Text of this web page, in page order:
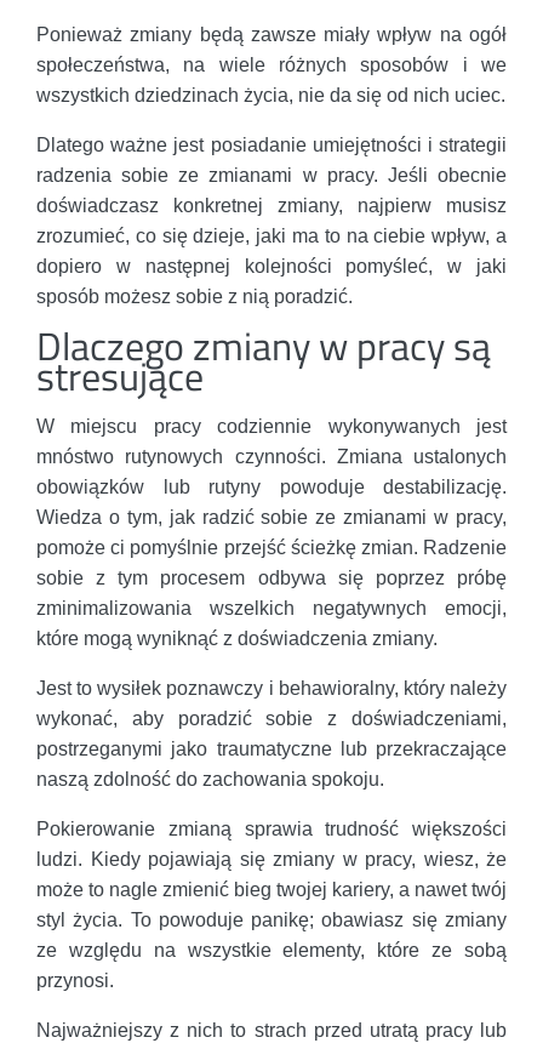
Ponieważ zmiany będą zawsze miały wpływ na ogół
społeczeństwa, na wiele różnych sposobów i we
wszystkich dziedzinach życia, nie da się od nich uciec.
Dlatego ważne jest posiadanie umiejętności i strategii
radzenia sobie ze zmianami w pracy. Jeśli obecnie
doświadczasz konkretnej zmiany, najpierw musisz
zrozumieć, co się dzieje, jaki ma to na ciebie wpływ, a
dopiero w następnej kolejności pomyśleć, w jaki
sposób możesz sobie z nią poradzić.
Dlaczego zmiany w pracy są
stresujące
W miejscu pracy codziennie wykonywanych jest
mnóstwo rutynowych czynności. Zmiana ustalonych
obowiązków lub rutyny powoduje destabilizację.
Wiedza o tym, jak radzić sobie ze zmianami w pracy,
pomoże ci pomyślnie przejść ścieżkę zmian. Radzenie
sobie z tym procesem odbywa się poprzez próbę
zminimalizowania wszelkich negatywnych emocji,
które mogą wyniknąć z doświadczenia zmiany.
Jest to wysiłek poznawczy i behawioralny, który należy
wykonać, aby poradzić sobie z doświadczeniami,
postrzeganymi jako traumatyczne lub przekraczające
naszą zdolność do zachowania spokoju.
Pokierowanie zmianą sprawia trudność większości
ludzi. Kiedy pojawiają się zmiany w pracy, wiesz, że
może to nagle zmienić bieg twojej kariery, a nawet twój
styl życia. To powoduje panikę; obawiasz się zmiany
ze względu na wszystkie elementy, które ze sobą
przynosi.
Najważniejszy z nich to strach przed utratą pracy lub